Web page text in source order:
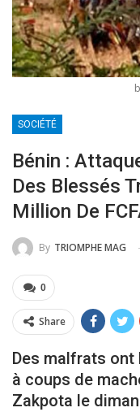
SOCIÉTÉ
Bénin :
Des Blessés
Million De
By TRIOMPHE MAG
0
Share
Des malfrats ont
à coups de
Zakpota le